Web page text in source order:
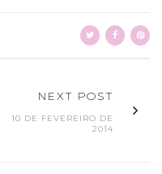
NEXT POST
10 DE FEVEREIRO DE
2014